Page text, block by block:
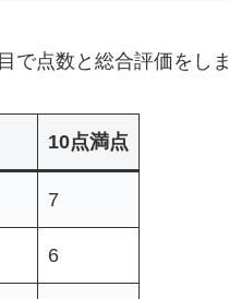
で点数と総合評価をしま
10点満点
7
6